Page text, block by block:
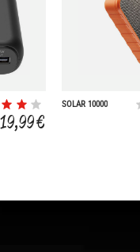
19,99 €
SOLAR 10000